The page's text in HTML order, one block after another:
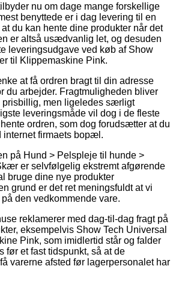
nu om dage mange forskellige
benyttede er i dag levering til en
du kan hente dine produkter når det
er altså usædvanlig let, og desuden
leveringsudgave ved køb af Show
til Klippemaskine Pink.
at få ordren bragt til din adresse
du arbejder. Fragtmuligheden bliver
prisbillig, men ligeledes særligt
leveringsmåde vil dog i de fleste
ordren, som dog forudsætter at du
firmaets bopæl.
på Hund > Pelspleje til hunde >
er selvfølgelig ekstremt afgørende
bruge dine nye produkter
grund er det ret meningsfuldt at vi
den vedkommende vare.
reklamerer med dag-til-dag fragt på
eksempelvis Show Tech Universal
Pink, som imidlertid står og falder
før et fast tidspunkt, så at de
varerne afsted før lagerpersonalet har